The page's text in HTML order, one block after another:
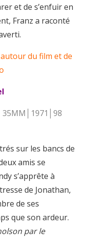
et de s’enfuir en
Franz a raconté
du film et de
sur les bancs de
amis se
s’apprête à
de Jonathan,
de ses
que son ardeur.
par le